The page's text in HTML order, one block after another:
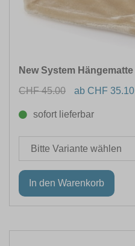
New System Hängematte
CHF 45.00
ab CHF 35.10
sofort lieferbar